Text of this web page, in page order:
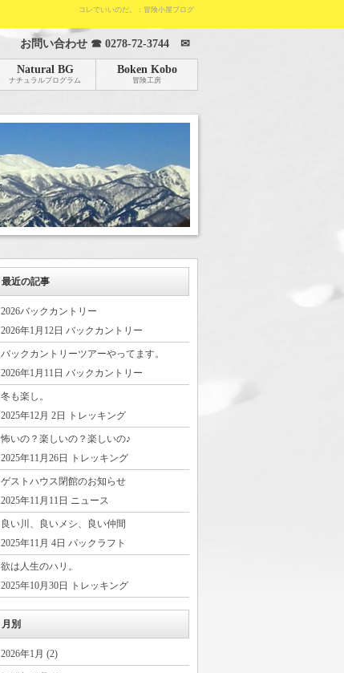
コレでいいのだ。：冒険小屋ブログ
お問い合わせ ☎ 0278-72-3744 ✉
Natural BG
ナチュラルプログラム
Boken Kobo
冒険工房
最近の記事
2026バックカントリー
2026年1月12日 バックカントリー
バックカントリーツアーやってます。
2026年1月11日 バックカントリー
冬も楽し。
2025年12月 2日 トレッキング
怖いの？楽しいの？楽しいの♪
2025年11月26日 トレッキング
ゲストハウス閉館のお知らせ
2025年11月11日 ニュース
良い川、良いメシ、良い仲間
2025年11月 4日 パックラフト
欲は人生のハリ。
2025年10月30日 トレッキング
月別
2026年1月 (2)